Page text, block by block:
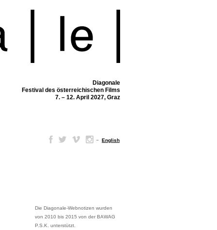
Diagonale
Festival des österreichischen Films
7. – 12. April 2027, Graz
– English
Die Diagonale-Webnotizen wurden
von 2010 bis 2015 von der BAWAG
P.S.K. unterstützt.